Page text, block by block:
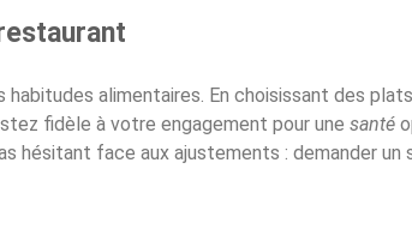
alimentaires. En choisissant des
fidèle à votre engagement pour une santé
hésitant face aux ajustements : demander